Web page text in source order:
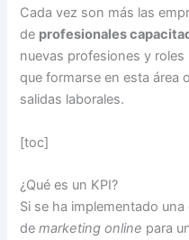
Cada vez son más las
de profesionales
nuevas profesiones y
que formarse en esta área
salidas laborales.
[toc]
¿Qué es un KPI?
Si se ha implementado una
demarketing online para